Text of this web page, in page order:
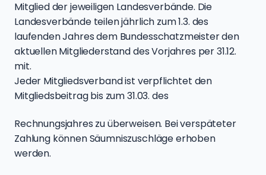
Mitglied der jeweiligen Landesverbände. Die
Landesverbände teilen jährlich zum 1.3. des
laufenden Jahres dem Bundesschatzmeister den
aktuellen Mitgliederstand des Vorjahres per 31.12.
mit.
Jeder Mitgliedsverband ist verpflichtet den
Mitgliedsbeitrag bis zum 31.03. des
Rechnungsjahres zu überweisen. Bei verspäteter
Zahlung können Säumniszuschläge erhoben
werden.